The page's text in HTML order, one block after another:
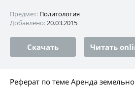
Предмет: Политология
Добавлено:20.03.2015
Скачать Читать
Реферат по теме Аренда